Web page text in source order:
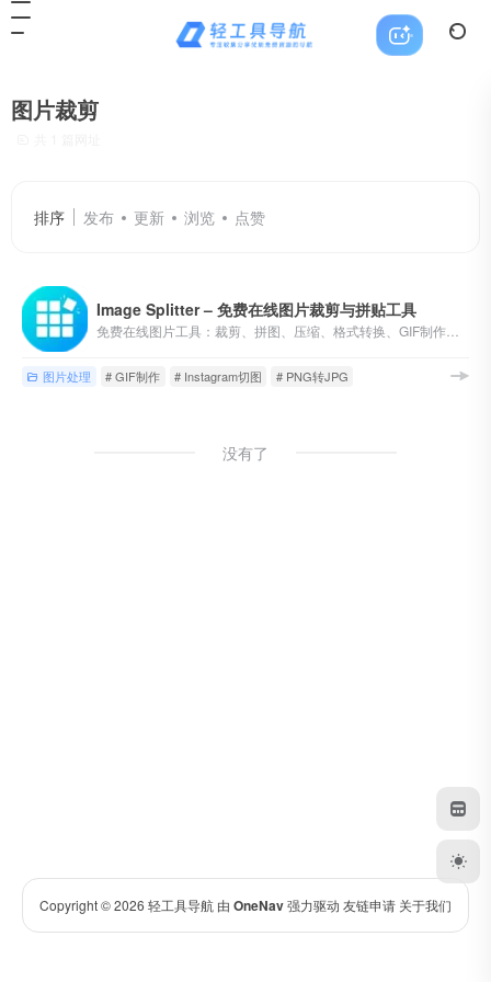
图片裁剪
排序 发布 更新 浏览 点赞
Image Splitter – 免费在线图片裁剪与拼贴工具
图片处理 # GIF制作 # Instagram切图 # PNG转JPG
没有了
Copyright © 2026 轻工具导航 由 OneNav强力驱动 友链申请 关于我们